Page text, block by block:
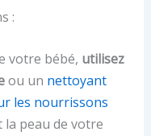
:
votre bébé, utilisez
ou un nettoyant
les nourrissons
peau de votre